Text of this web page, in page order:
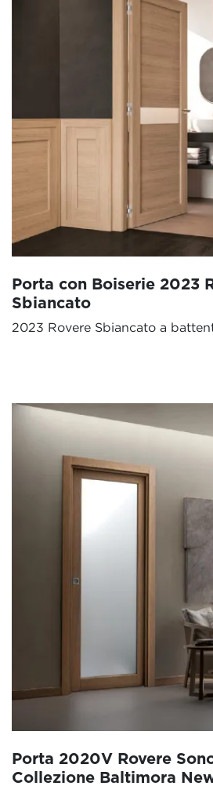
Porta con Boiserie 2023
Sbiancato
2023 Rovere Sbiancato a
Porta 2020V Rovere
Collezione Baltimora